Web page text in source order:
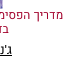
מדריך